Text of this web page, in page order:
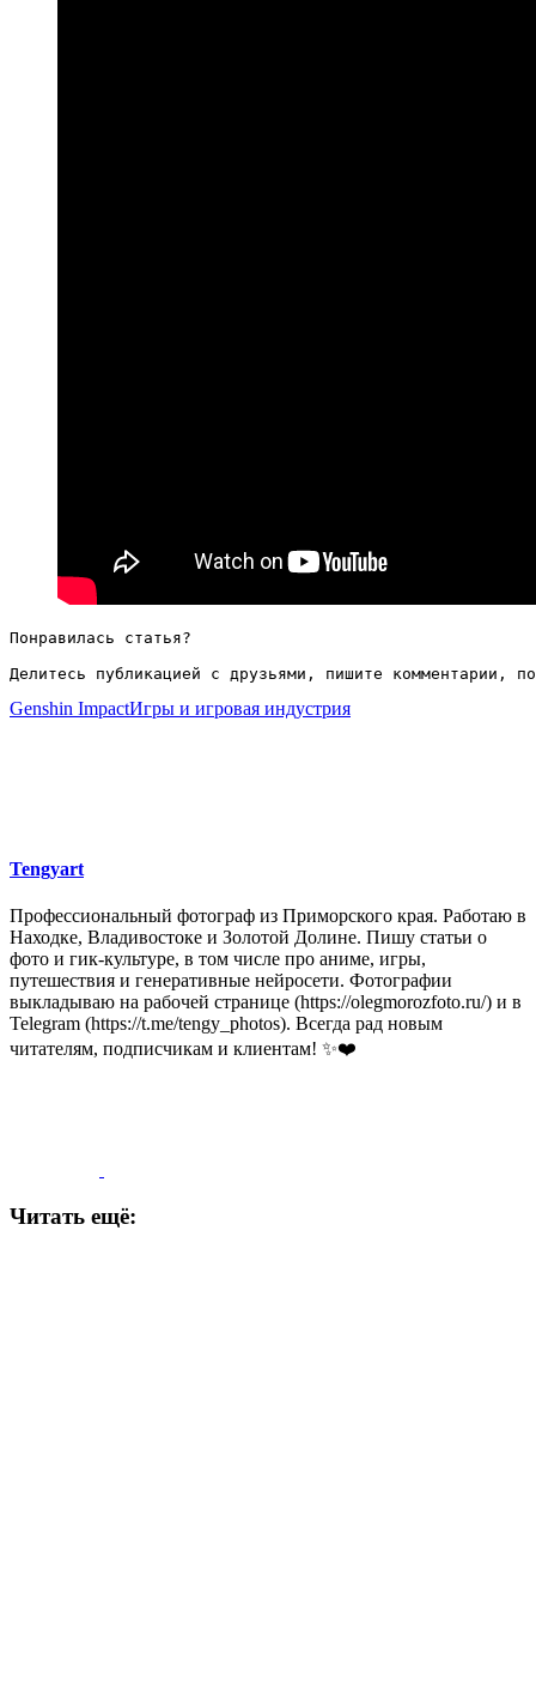
Понравилась статья?
Делитесь публикацией с друзьями, пишите комментарии,
Genshin ImpactИгры и игровая индустрия
Tengyart
Профессиональный фотограф из Приморского края. Работаю в
Находке, Владивостоке и Золотой Долине. Пишу статьи о
фото и гик-культуре, в том числе про аниме, игры,
путешествия и генеративные нейросети. Фотографии
выкладываю на рабочей странице (https://olegmorozfoto.ru/) и в
Telegram (https://t.me/tengy_photos). Всегда рад новым
читателям, подписчикам и клиентам! ✨❤️
Читать ещё: